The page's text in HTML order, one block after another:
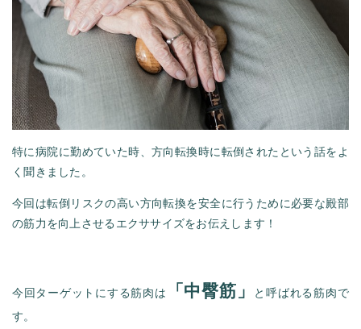
特に病院に勤めていた時、方向転換時に転倒されたという話をよ
く聞きました。
今回は転倒リスクの高い方向転換を安全に行うために必要な殿部
の筋力を向上させるエクササイズをお伝えします！
今回ターゲットにする筋肉は 「中臀筋」
と呼ばれる筋肉で
す。